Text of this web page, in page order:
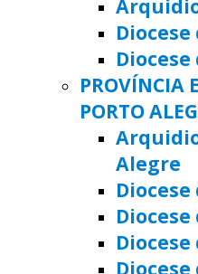
Diocese
Diocese
PROVÍNCIA
PORTO
Alegre
Diocese